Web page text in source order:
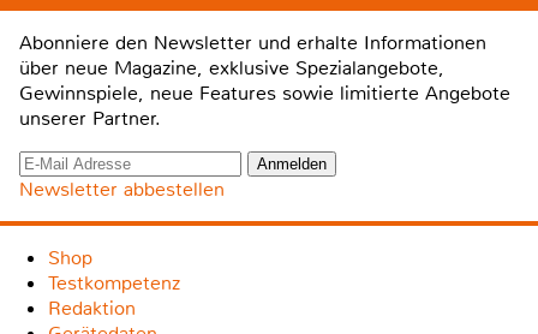
Abonniere den Newsletter und erhalte Informationen
über neue Magazine, exklusive Spezialangebote,
Gewinnspiele, neue Features sowie limitierte Angebote
unserer Partner.
Newsletter abbestellen
Shop
Testkompetenz
Redaktion